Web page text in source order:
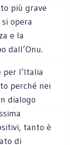
più grave
opera
e la
dall’Onu.
per l’Italia
perché nei
dialogo
tanto è
di